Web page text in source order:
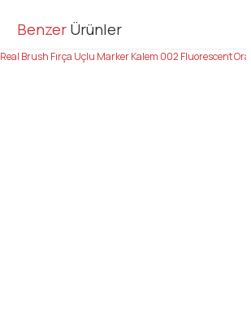
Bu ürüne ilk yorumu siz yapın!
resim, ürün açıklamalarında ve diğer
Benzer Ürünler